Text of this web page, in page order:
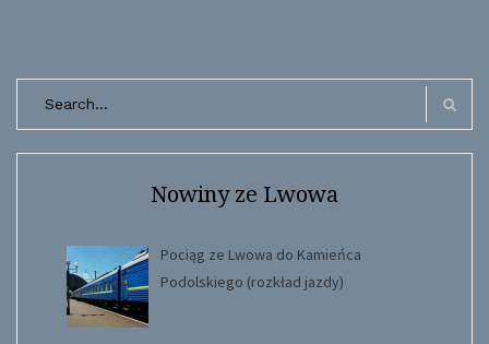
Search
Nowiny ze Lwowa
Pociąg ze Lwowa do Kamieńca
Podolskiego (rozkład jazdy)